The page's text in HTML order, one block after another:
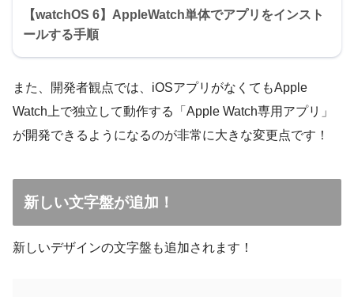
【watchOS 6】AppleWatch単体でアプリをインスト
ールする手順
また、開発者観点では、 iOSアプリがなくてもApple
Watch上で独立して動作する「Apple Watch専用アプリ」
が開発できるようになるのが非常に大きな変更点です！
新しい文字盤が追加！
新しいデザインの文字盤も追加されます！